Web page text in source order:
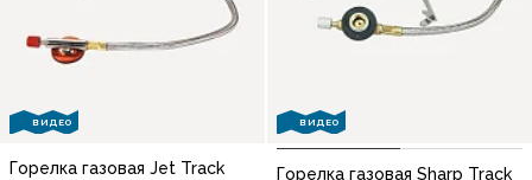
ВИДЕО
Горелка газовая Jet Track
ВИДЕО
Горелка газовая Sharp Track